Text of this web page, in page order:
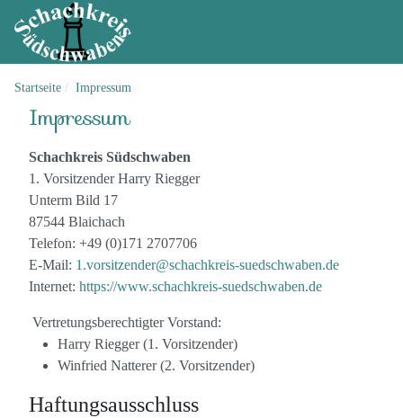
Startseite Impressum
Impressum
Schachkreis Südschwaben
1. Vorsitzender Harry Riegger
Unterm Bild 17
87544 Blaichach
Telefon: +49 (0)171 2707706
E-Mail: 1.vorsitzender@schachkreis-suedschwaben.de
Internet: https://www.schachkreis-suedschwaben.de
Vertretungsberechtigter Vorstand:
Harry Riegger (1. Vorsitzender)
Winfried Natterer (2. Vorsitzender)
Haftungsausschluss